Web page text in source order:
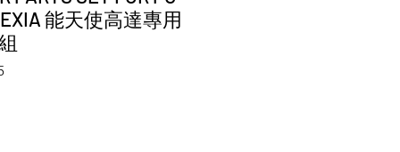
EXIA 能天使高達專用